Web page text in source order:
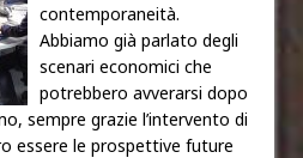
contemporaneità.
Abbiamo già parlato degli
scenari economici che
potrebbero avverarsi dopo
sempre grazie l’intervento di
essere le prospettive future